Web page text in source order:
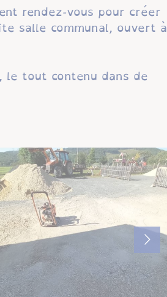
rendez-vous pour créer
salle communal, ouvert à
le tout contenu dans de